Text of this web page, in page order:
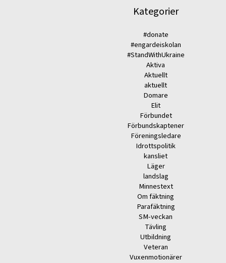
Kategorier
#donate
#engardeiskolan
#StandWithUkraine
Aktiva
Aktuellt
aktuellt
Domare
Elit
Förbundet
Förbundskaptener
Föreningsledare
Idrottspolitik
kansliet
Läger
landslag
Minnestext
Om fäktning
Parafäktning
SM-veckan
Tävling
Utbildning
Veteran
Vuxenmotionärer